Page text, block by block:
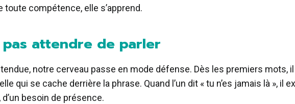
compétence, elle s’apprend.
pas attendre de parler
notre cerveau passe en mode défense. Dès les premiers mots,
qui se cache derrière la phrase. Quand l’un dit « tu n’es jamais là », il
besoin de présence.